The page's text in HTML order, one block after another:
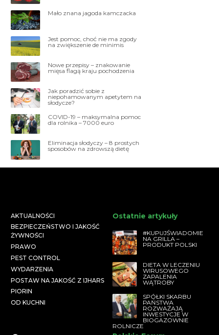
Mało znana jagoda kamczacka
Jest pomoc, choć nie ma zgody
na zwiększenie de minimis
Nowe przepisy – znakowanie
mięsa flagą kraju pochodzenia
Jak poradzić sobie z
niepohamowanym apetytem na
słodycze?
COVID-19 – maksymalna pomoc
dla rolnika – 7000 euro
Eliminacja słodyczy – 8 prostych
sposobów na zdrowszą dietę
AKTUALNOŚCI
BEZPIECZEŃSTWO I JAKOŚĆ
ŻYWNOŚCI
PRAWO
PEST CONTROL
WYDARZENIA
POSTAW NA JAKOŚĆ Z IJHARS
PIORIN
OD KUCHNI
Ostatnie artykuły
#KUPUJŚWIADOMIE
NA GRILLA –
PRODUKT POLSKI
DIETA W LECZENIU
WIRUSOWEGO
ZAPALENIA
WĄTROBY
SPÓŁKI SKARBU
PAŃSTWA
ROZWAŻAJĄ
INWESTYCJE W
BIOGAZOWNIE
ROLNICZE